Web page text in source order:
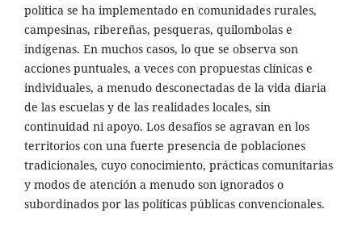
política se ha implementado en comunidades rurales,
campesinas, ribereñas, pesqueras, quilombolas e
indígenas. En muchos casos, lo que se observa son
acciones puntuales, a veces con propuestas clínicas e
individuales, a menudo desconectadas de la vida diaria
de las escuelas y de las realidades locales, sin
continuidad ni apoyo. Los desafíos se agravan en los
territorios con una fuerte presencia de poblaciones
tradicionales, cuyo conocimiento, prácticas comunitarias
y modos de atención a menudo son ignorados o
subordinados por las políticas públicas convencionales.